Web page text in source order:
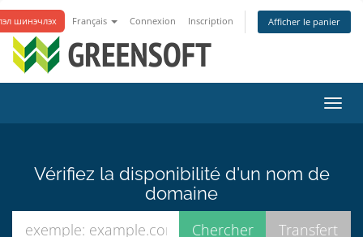
шинэчлэх Français Connexion Inscription Afficher le panier
la
Vérifiez la disponibilité d'un nom de
domaine